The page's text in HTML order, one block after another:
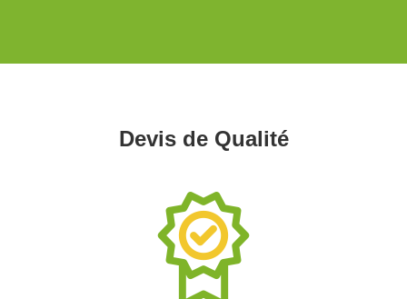
Devis de Qualité